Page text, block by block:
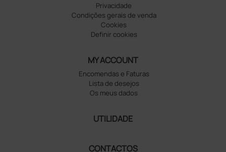
Privacidade
Condições gerais de venda
Cookies
Definir cookies
MY ACCOUNT
Encomendas e Faturas
Lista de desejos
Os meus dados
UTILIDADE
CONTACTOS